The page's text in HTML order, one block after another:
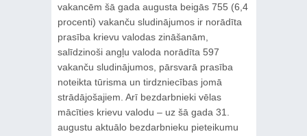
vakancēm šā gada augusta beigās 755 (6,4
procenti) vakanču sludinājumos ir norādīta
prasība krievu valodas zināšanām,
salīdzinoši angļu valoda norādīta 597
vakanču sludinājumos, pārsvarā prasība
noteikta tūrisma un tirdzniecības jomā
strādājošajiem. Arī bezdarbnieki vēlas
mācīties krievu valodu – uz šā gada 31.
augustu aktuālo bezdarbnieku pieteikumu